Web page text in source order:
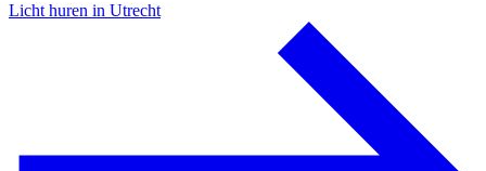
Licht huren in Utrecht